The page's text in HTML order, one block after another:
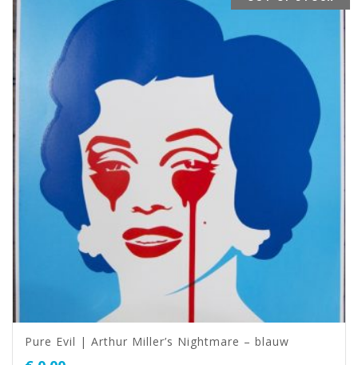
Pure Evil | Arthur Miller’s Nightmare – blauw